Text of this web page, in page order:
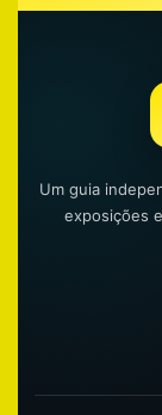
Um guia
exposições